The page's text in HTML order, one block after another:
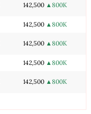
142,500 ▲800K
142,500 ▲800K
142,500 ▲800K
142,500 ▲800K
142,500 ▲800K